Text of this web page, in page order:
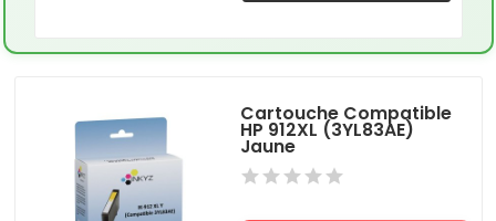
Cartouche Compatible
HP 912XL (3YL83AE)
Jaune